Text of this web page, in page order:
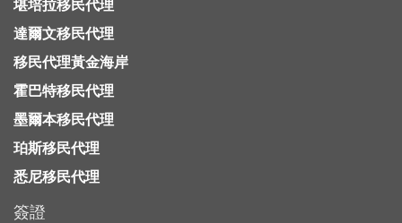
堪培拉移民代理
達爾文移民代理
移民代理黃金海岸
霍巴特移民代理
墨爾本移民代理
珀斯移民代理
悉尼移民代理
簽證